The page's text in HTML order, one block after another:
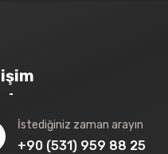
İstediğiniz zaman arayın
+90 (531) 959 88 25